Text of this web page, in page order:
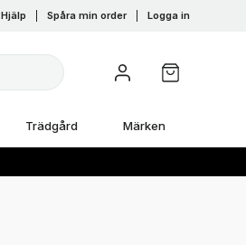
Hjälp Spåra min order Logga in
Trädgård Märken